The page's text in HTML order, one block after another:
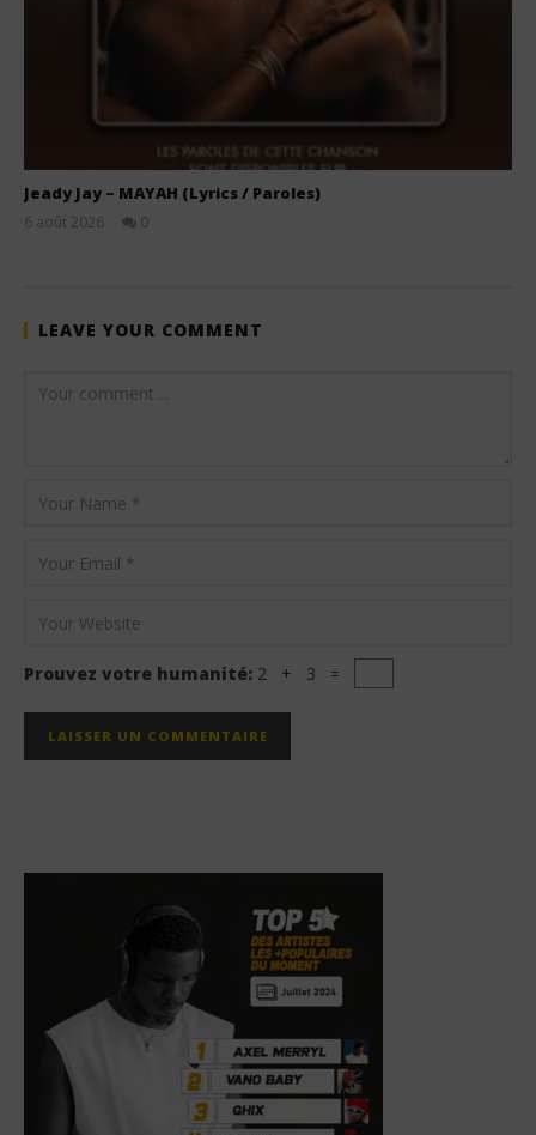
Jeady Jay – MAYAH (Lyrics / Paroles)
6 août 2026
0
LEAVE YOUR COMMENT
Prouvez votre humanité: 2 + 3 =